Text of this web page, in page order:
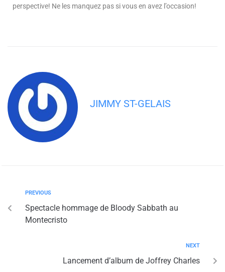
perspective! Ne les manquez pas si vous en avez l’occasion!
JIMMY ST-GELAIS
PREVIOUS
Spectacle hommage de Bloody Sabbath au
Montecristo
NEXT
Lancement d’album de Joffrey Charles